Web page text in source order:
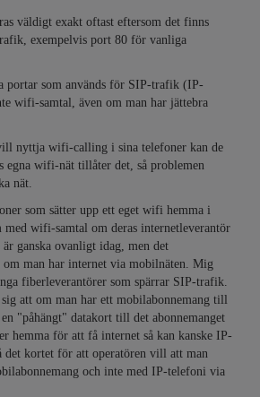
väldigt exakt oftast eftersom det finns
exempelvis port 80 för vanliga
portar som används för SIP-trafik (IP-
wifi-samtal, även om man har jättebra
nyttja wifi-calling i sina telefoner kan de
egna wifi-nät tillåter det, så problemen
nät.
som sätter upp ett eget wifi hemma i
med wifi-samtal om deras internetleverantör
ganska ovanligt idag, men det
om man har internet via mobilnäten. Mig
fiberleverantörer som spärrar SIP-trafik.
att om man har ett mobilabonnemang till
"påhängt" datakort till det abonnemanget
hemma för att få internet så kan kanske IP-
det kortet för att operatören vill att man
och inte med IP-telefoni via